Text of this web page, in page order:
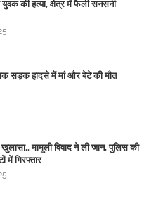
युवक की हत्या, क्षेत्र में फैली सनसनी
सड़क हादसे में मां और बेटे की मौत
खुलासा.. मामूली विवाद ने ली जान, पुलिस की
में गिरफ्तार